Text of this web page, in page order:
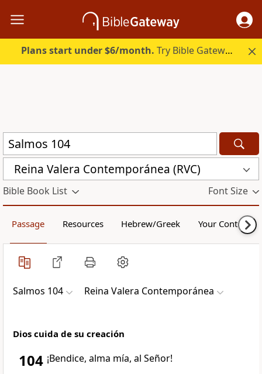
Plans start under $6/month. Try Bible Gateway Plus.
Reina Valera Contemporánea (RVC)
Bible Book List Font Size
Passage Resources Hebrew/Greek Your Content
Salmos 104 Reina Valera Contemporánea
Dios cuida de su creación
104 ¡Bendice, alma mía, al Señor!